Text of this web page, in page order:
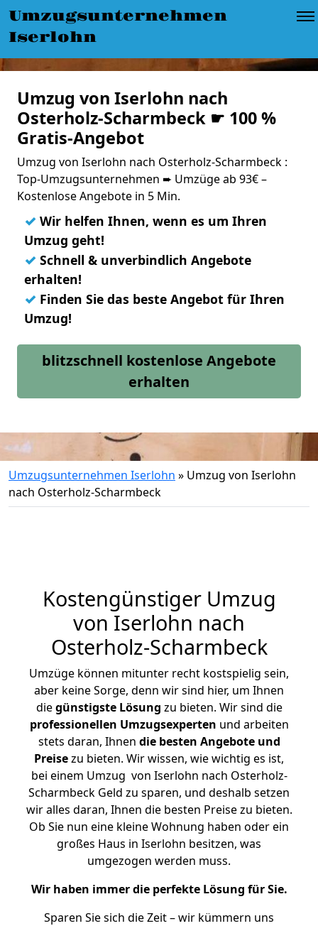
Umzugsunternehmen
Iserlohn
Umzug von Iserlohn nach
Osterholz-Scharmbeck ☛ 100 %
Gratis-Angebot
Umzug von Iserlohn nach Osterholz-Scharmbeck :
Top-Umzugsunternehmen ➨ Umzüge ab 93€ –
Kostenlose Angebote in 5 Min.
✓ Wir helfen Ihnen, wenn es um Ihren
Umzug geht!
✓ Schnell & unverbindlich Angebote
erhalten!
✓ Finden Sie das beste Angebot für Ihren
Umzug!
blitzschnell kostenlose Angebote
erhalten
Umzugsunternehmen Iserlohn » Umzug von Iserlohn
nach Osterholz-Scharmbeck
Kostengünstiger Umzug
von Iserlohn nach
Osterholz-Scharmbeck
Umzüge können mitunter recht kostspielig sein,
aber keine Sorge, denn wir sind hier, um Ihnen
diegünstigste Lösung zu bieten. Wir sind die
professionellen Umzugsexperten und arbeiten
stets daran, Ihnen die besten Angebote und
Preisezu bieten. Wir wissen, wie wichtig es ist,
bei einem Umzug von Iserlohn nach Osterholz-
Scharmbeck Geld zu sparen, und deshalb setzen
wir alles daran, Ihnen die besten Preise zu bieten.
Ob Sie nun eine kleine Wohnung haben oder ein
großes Haus in Iserlohn besitzen, was
umgezogen werden muss.
Wir haben immer die perfekte Lösung für Sie.
Sparen Sie sich die Zeit – wir kümmern uns